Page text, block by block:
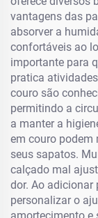
vantagens das
absorver a
confortáveis ao
importante para
pratica
couro são
permitindo a
a manter a
em couro podem
seus sapatos.
calçado mal
dor. Ao adicionar
personalizar o